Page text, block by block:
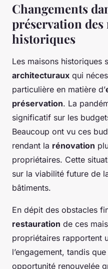
Changements
préservation des
historiques
Les maisons historiques
architecturaux qui
particulière en matière d’
préservation. La
significatif sur les
Beaucoup ont vu ces
rendant la rénovation
propriétaires. Cette
sur la viabilité future de
bâtiments.
En dépit des obstacles
restauration de ces
propriétaires rapportent
l’engagement, tandis
opportunité renouvelée